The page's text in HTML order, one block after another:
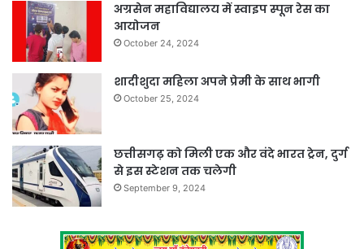
अग्रसेन महाविद्यालय में स्वाइप स्पून रेस का
आयोजन
October 24, 2024
शादीशुदा महिला अपने प्रेमी के साथ भागी
October 25, 2024
छत्तीसगढ़ को मिली एक और वंदे भारत ट्रेन, दुर्ग
से इस स्टेशन तक चलेगी
September 9, 2024